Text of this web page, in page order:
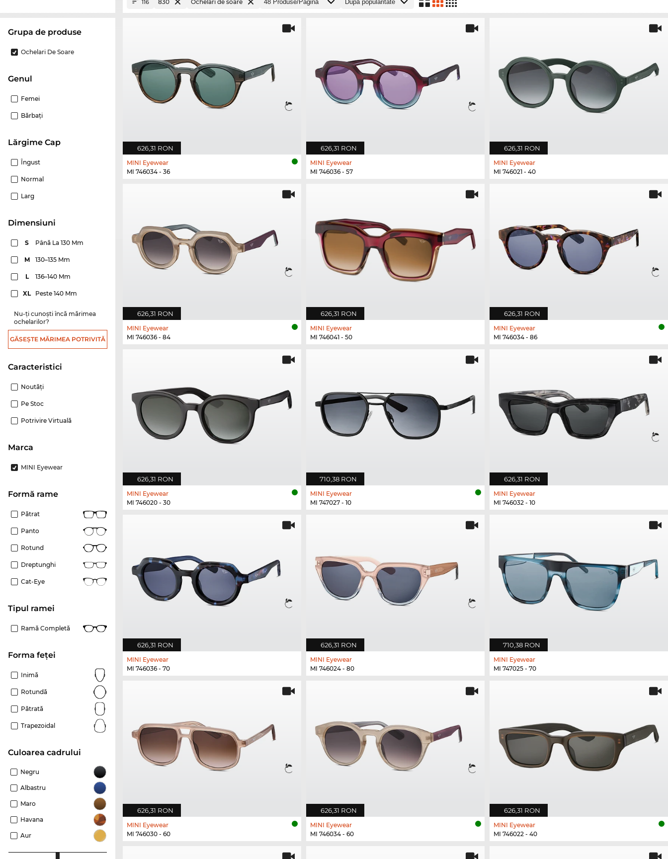
Grupa de produse
Ochelari De Soare
Genul
Femei
Bărbaţi
Lărgime Cap
Îngust
Normal
Larg
dimensiuni
S Până La 130 Mm
M 130–135 Mm
L 136–140 Mm
XL Peste 140 Mm
Nu-ți cunoști încă mărimea
ochelarilor?
GĂSEȘTE MĂRIMEA POTRIVITĂ
Caracteristici
Noutăţi
Pe Stoc
Potrivire Virtuală
marca
MINI Eyewear
Formă rame
Pătrat
Panto
Rotund
Dreptunghi
Cat-Eye
Tipul ramei
Ramă Completă
Forma feței
Inimă
Rotundă
Pătrată
Trapezoidal
Culoarea cadrului
Negru
Albastru
Maro
Havana
Aur
116 830 Ochelari de soare
626,31 RON
MINI Eyewear
MI 746034 - 36
626,31 RON
MINI Eyewear
MI 746036 - 57
626,31 RON
MINI Eyewear
MI 746021 - 40
626,31 RON
MINI Eyewear
MI 746036 - 84
626,31 RON
MINI Eyewear
MI 746041 - 50
626,31 RON
MINI Eyewear
MI 746034 - 86
626,31 RON
MINI Eyewear
MI 746020 - 30
710,38 RON
MINI Eyewear
MI 747027 - 10
626,31 RON
MINI Eyewear
MI 746032 - 10
626,31 RON
MINI Eyewear
MI 746036 - 70
626,31 RON
MINI Eyewear
MI 746024 - 80
710,38 RON
MINI Eyewear
MI 747025 - 70
626,31 RON
MINI Eyewear
MI 746030 - 60
626,31 RON
MINI Eyewear
MI 746034 - 60
626,31 RON
MINI Eyewear
MI 746022 - 40